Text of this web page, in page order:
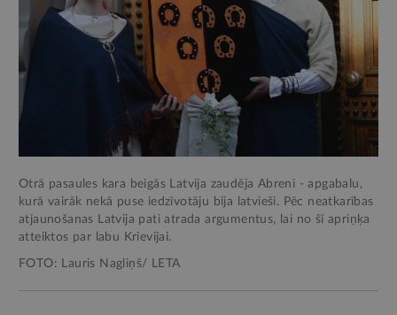
Otrā pasaules kara beigās Latvija zaudēja Abreni - apgabalu,
kurā vairāk nekā puse iedzīvotāju bija latvieši. Pēc neatkarības
atjaunošanas Latvija pati atrada argumentus, lai no šī apriņķa
atteiktos par labu Krievijai.
FOTO: Lauris Nagliņš/ LETA